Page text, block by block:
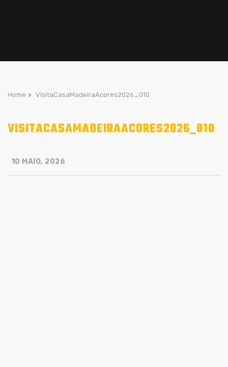
Home > VisitaCasaMadeiraAcores2026_010
VISITACASAMADEIRAACORES2026_010
10 MAIO, 2026